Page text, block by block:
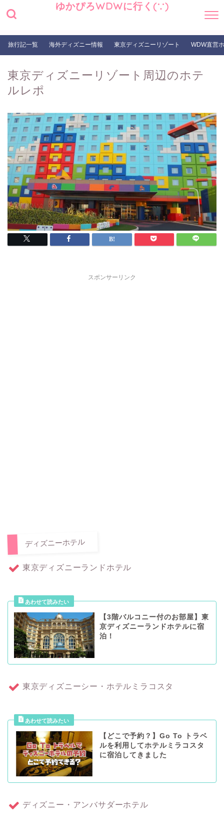
ゆかぴろWDWに行く(∵)
旅行記一覧 海外ディズニー情報 東京ディズニーリゾート WDW直営
東京ディズニーリゾート周辺のホテ
ルレポ
スポンサーリンク
ディズニーホテル
東京ディズニーランドホテル
【3階バルコニー付のお部屋】東
京ディズニーランドホテルに宿
泊！
東京ディズニーシー・ホテルミラコスタ
【どこで予約？】Go To トラベ
ルを利用してホテルミラコスタ
に宿泊してきました
ディズニー・アンバサダーホテル